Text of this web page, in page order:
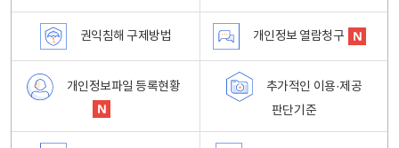
권익침해 구제방법 개인정보 열람청구
개인정보파일 등록현황
추가적인 이용·제공
판단기준